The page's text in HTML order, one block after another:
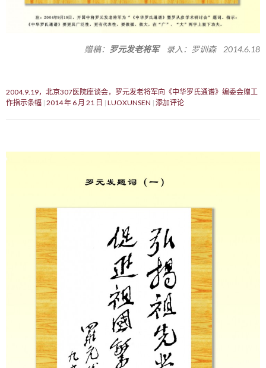
赠稿： 罗元发老将军录入：罗训森 2014.6.18
2004.9.19，北京307医院座谈会，罗元发老将军向《中华罗氏通谱》编委会赠工
作指示条幅 2014 年 6 月 21 日 LUOXUNSEN 添加评论